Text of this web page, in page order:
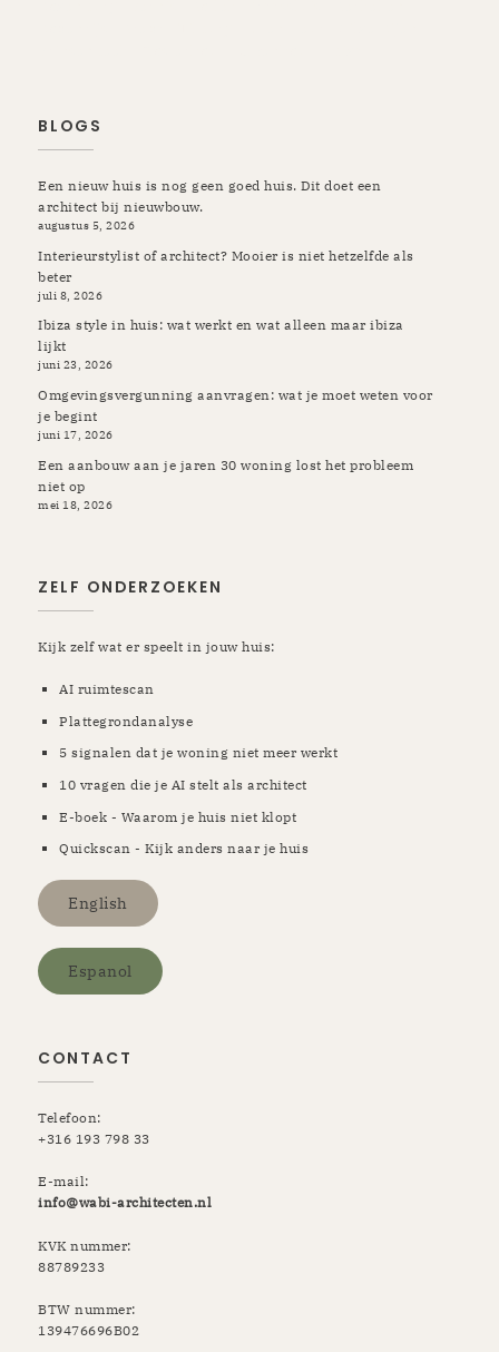
BLOGS
Een nieuw huis is nog geen goed huis. Dit doet een
architect bij nieuwbouw.
augustus 5, 2026
Interieurstylist of architect? Mooier is niet hetzelfde als
beter
juli 8, 2026
Ibiza style in huis: wat werkt en wat alleen maar ibiza
lijkt
juni 23, 2026
Omgevingsvergunning aanvragen: wat je moet weten voor
je begint
juni 17, 2026
Een aanbouw aan je jaren 30 woning lost het probleem
niet op
mei 18, 2026
ZELF ONDERZOEKEN
Kijk zelf wat er speelt in jouw huis:
AI ruimtescan
Plattegrondanalyse
5 signalen dat je woning niet meer werkt
10 vragen die je AI stelt als architect
E-boek - Waarom je huis niet klopt
Quickscan - Kijk anders naar je huis
English
Espanol
CONTACT
Telefoon:
+316 193 798 33
E-mail:
info@wabi-architecten.nl
KVK nummer:
88789233
BTW nummer:
139476696B02